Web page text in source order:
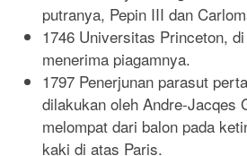
putranya, Pepin III dan
1746 Universitas Princeton,
menerima piagamnya.
1797 Penerjunan parasut
dilakukan oleh Andre-Jacqes
melompat dari balon pada
kaki di atas Paris.